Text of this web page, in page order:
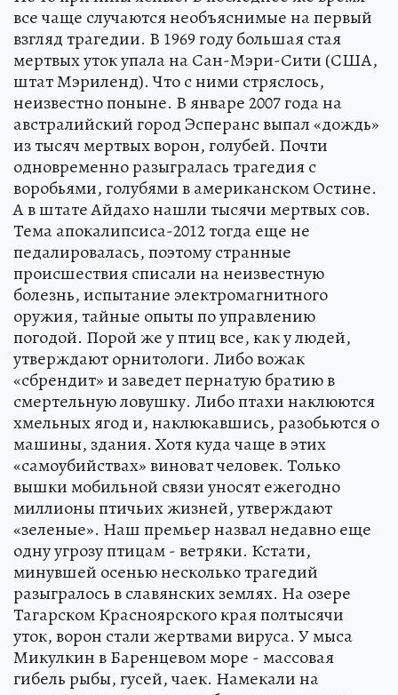
все чаще случаются необъяснимые на первый
взгляд трагедии. В 1969 году большая стая
мертвых уток упала на Сан-Мэри-Сити (США,
штат Мэриленд). Что с ними стряслось,
неизвестно поныне. В январе 2007 года на
австралийский город Эсперанс выпал «дождь»
из тысяч мертвых ворон, голубей. Почти
одновременно разыгралась трагедия с
воробьями, голубями в американском Остине.
А в штате Айдахо нашли тысячи мертвых сов.
Тема апокалипсиса-2012 тогда еще не
педалировалась, поэтому странные
происшествия списали на неизвестную
болезнь, испытание электромагнитного
оружия, тайные опыты по управлению
погодой. Порой же у птиц все, как у людей,
утверждают орнитологи. Либо вожак
«сбрендит» и заведет пернатую братию в
смертельную ловушку. Либо птахи наклюются
хмельных ягод и, наклюкавшись, разобьются о
машины, здания. Хотя куда чаще в этих
«самоубийствах» виноват человек. Только
вышки мобильной связи уносят ежегодно
миллионы птичьих жизней, утверждают
«зеленые». Наш премьер назвал недавно еще
одну угрозу птицам - ветряки. Кстати,
минувшей осенью несколько трагедий
разыгралось в славянских землях. На озере
Тагарском Красноярского края полтысячи
уток, ворон стали жертвами вируса. У мыса
Микулкин в Баренцевом море - массовая
гибель рыбы, гусей, чаек. Намекали на